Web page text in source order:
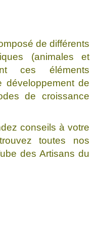
de différents
(animales et
ces éléments
développement de
de croissance
conseils à votre
toutes nos
des Artisans du